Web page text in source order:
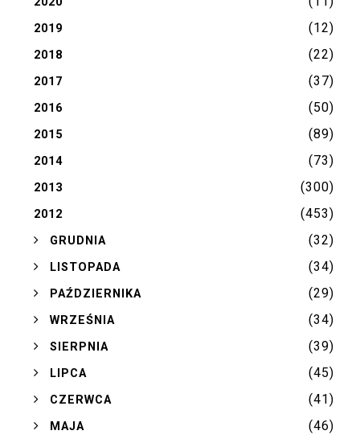
2019 (12)
2018 (22)
2017 (37)
2016 (50)
2015 (89)
2014 (73)
2013 (300)
2012 (453)
►GRUDNIA (32)
►LISTOPADA (34)
►PAŹDZIERNIKA (29)
►WRZEŚNIA (34)
►SIERPNIA (39)
►LIPCA (45)
►CZERWCA (41)
►MAJA (46)